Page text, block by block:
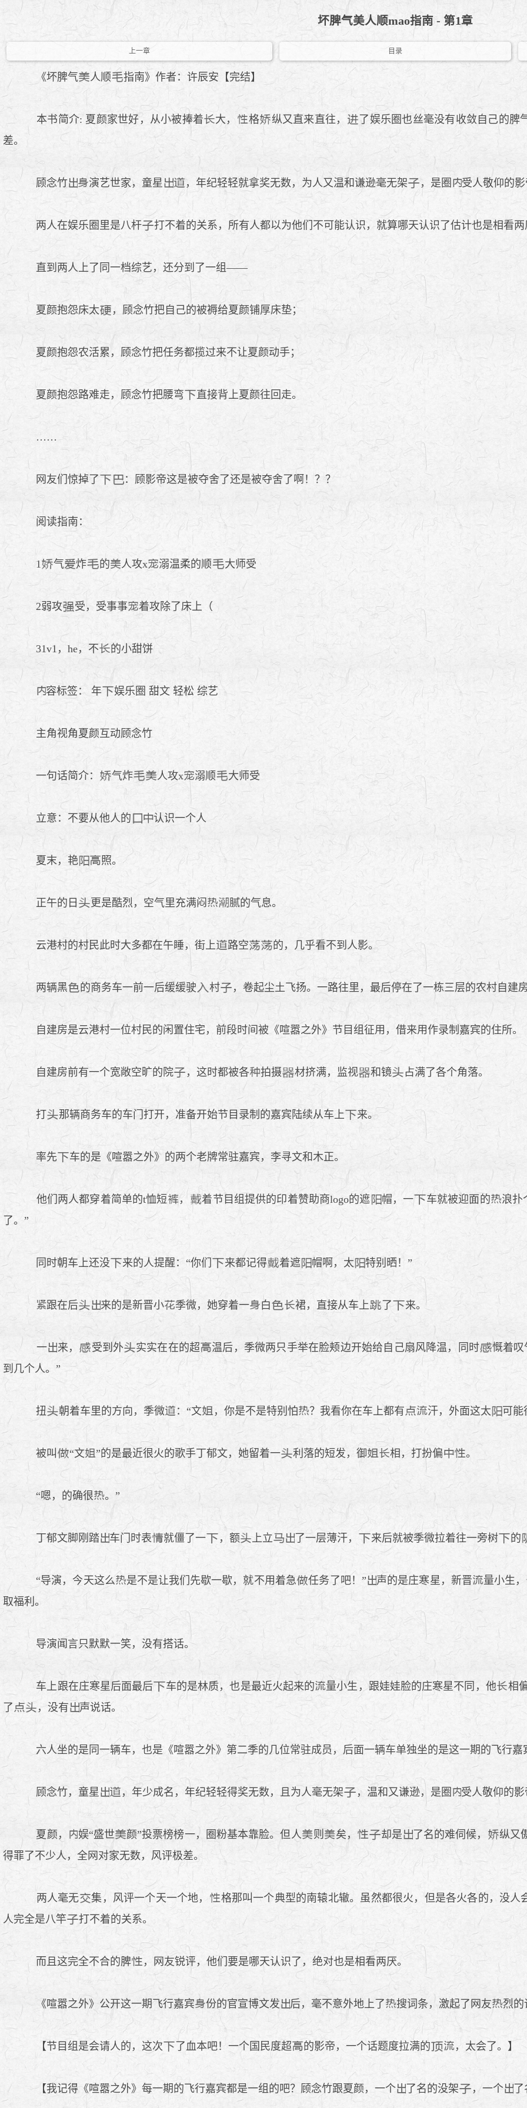
坏脾气美人顺mao指南 - 第1章
上一章 目录
《坏脾气 人顺 指南》作者：许辰安【完结】
本书简介: 夏颜家世好，从小被捧着 大， 格 纵又直来直往，
了娱乐圈也丝毫没有收敛自己的脾
差。
顾念竹 演艺世家，童星 ，年纪轻轻就拿奖无数，为人又温和谦逊毫无架 ，是圈 受人敬仰的
两人在娱乐圈里是八杆 打不着的关系，所有人都以为他们不可能认识，就算哪天认识了估计也是相看
直到两人上了同一档综艺，还分到了一组——
夏颜抱怨床太 ，顾念竹把自己的被褥给夏颜铺厚床垫；
夏颜抱怨农活累，顾念竹把任务都揽过来不让夏颜动手；
夏颜抱怨路难走，顾念竹把腰弯 直接背上夏颜往回走。
……
网友们惊掉了 ：顾影帝这是被夺舍了还是被夺舍了啊！？？
阅读指南：
1 气 炸 的 人攻x 溺温柔的顺 大师受
2弱攻 受，受事事 着攻除了床上（
31v1，he，不 的小甜饼
容标签： 年 娱乐圈 甜文 轻松 综艺
主角视角夏颜互动顾念竹
一句话简介： 气炸 人攻x 溺顺 大师受
立意：不要从他人的 认识一个人
夏末，艳 照。
正午的日 更是酷烈，空气里充满闷 腻的气息。
云港村的村民此时大多都在午睡，街上 路空 的，几乎看不到人影。
两辆黑 的商务车一前一后缓缓驶 村 ，卷起尘土飞扬。一路往里，最后停在了一栋三层的农村自建
自建房是云港村一位村民的闲置住宅，前段时间被《喧嚣之外》节目组征用，借来用作录制嘉宾的住所。
自建房前有一个宽敞空旷的院 ，这时都被各 拍摄 材挤满，监视 和镜 占满了各个角落。
打 那辆商务车的车门打开，准备开始节目录制的嘉宾陆续从车上 来。
率先 车的是《喧嚣之外》的两个老牌常驻嘉宾，李寻文和木正。
他们两人都穿着简单的t恤短 ， 着节目组提供的印着赞助商logo的遮 帽，一 车就被迎面的
浪扑
了。”
同时朝车上还没 来的人提醒：“你们 来都记得 着遮 帽啊，太 特别晒！”
跟在后 来的是新晋小 季微，她穿着一 白 裙，直接从车上 了 来。
一 来， 受到外 实实在在的超 温后，季微两只手举在脸颊边开始给自己扇风降温，同时
慨着叹
到几个人。”
扭 朝着车里的方向，季微 ：“文 ，你是不是特别怕 ？我看你在车上都有 汗，外面这太 可能
被叫 “文 ”的是最近很火的歌手丁郁文，她留着一 利落的短发，御 相，打扮偏 。
“嗯，的确很 。”
丁郁文脚刚踏 车门时表 就僵了一 ，额 上立 了一层薄汗， 来后就被季微拉着往一旁树 的
“导演，今天这么 是不是让我们先歇一歇，就不用着急 任务了吧！” 声的是庄寒星，新晋
量小生，
取福利。
导演闻言只默默一笑，没有搭话。
车上跟在庄寒星后面最后 车的是林质，也是最近火起来的 量小生，跟娃娃脸的庄寒星不同，他
相
了
，没有 声说话。
六人坐的是同一辆车，也是《喧嚣之外》第二季的几位常驻成员，后面一辆车单独坐的是这一期的飞行嘉
顾念竹，童星 ，年少成名，年纪轻轻得奖无数，且为人毫无架 ，温和又谦逊，是圈 受人敬仰的
夏颜， 娱“盛世 颜”投票榜榜一，圈粉基本靠脸。但人 则 矣， 却是 了名的难伺候，
纵又
得罪了不少人，全网对家无数，风评极差。
两人毫无 集，风评一个天一个地，
格那叫一个典型的南辕北辙。虽然都很火，但是各火各的，没
人完全是八竿
打不着的关系。
而且这完全不合的脾 ，网友锐评，他们要是哪天认识了，绝对也是相看两厌。
《喧嚣之外》公开这一期飞行嘉宾 份的官宣博文发 后，毫不意外地上了 搜词条，激起了网友 烈的
【节目组是会请人的，这次 了血本吧！一个国民度超 的影帝，一个话题度拉满的 ，太会了。】
【我记得《喧嚣之外》每一期的飞行嘉宾都是一组的吧？顾念竹跟夏颜，一个 了名的没架 ，一个 了